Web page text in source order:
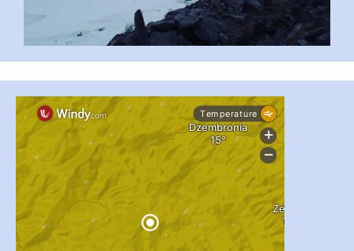
...
pimrec_project